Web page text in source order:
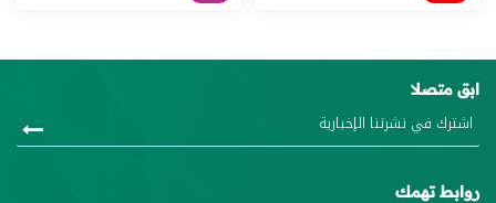
ابق متصلا
روابط تهمك